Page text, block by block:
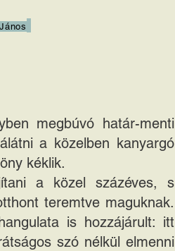
megbúvó határ-menti
a közelben kanyargó
kéklik.
a közel százéves, s
teremtve maguknak.
is hozzájárult: itt
szó nélkül elmenni